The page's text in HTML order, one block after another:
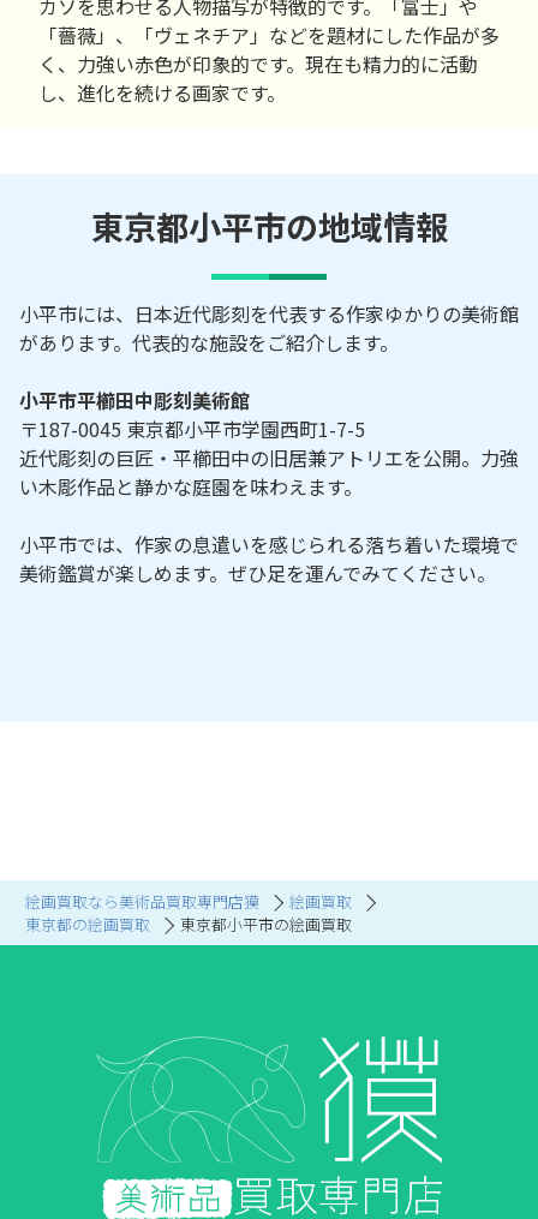
絵画買取なら美術品買取専門店獏
絵画買取
東京都の絵画買取
東京都小平市の絵画買取
カソを思わせる人物描写が特徴的です。「富士」や
「薔薇」、「ヴェネチア」などを題材にした作品が多
く、力強い赤色が印象的です。現在も精力的に活動
し、進化を続ける画家です。
東京都小平市の地域情報
小平市には、日本近代彫刻を代表する作家ゆかりの美術館
があります。代表的な施設をご紹介します。
小平市平櫛田中彫刻美術館
〒187-0045 東京都小平市学園西町1-7-5
近代彫刻の巨匠・平櫛田中の旧居兼アトリエを公開。力強
い木彫作品と静かな庭園を味わえます。
小平市では、作家の息遣いを感じられる落ち着いた環境で
美術鑑賞が楽しめます。ぜひ足を運んでみてください。